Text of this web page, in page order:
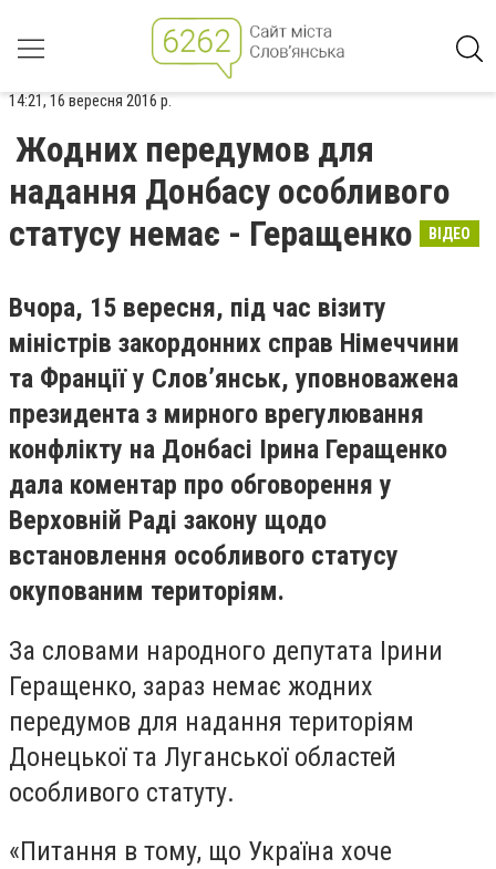
14:21, 16 вересня 2016 р.
Жодних передумов для
надання Донбасу особливого
статусу немає - Геращенко
ВІДЕО
Вчора, 15 вересня, під час візиту
міністрів закордонних справ Німеччини
та Франції у Слов’янськ, уповноважена
президента з мирного врегулювання
конфлікту на Донбасі Ірина Геращенко
дала коментар про обговорення у
Верховній Раді закону щодо
встановлення особливого статусу
окупованим територіям.
За словами народного депутата Ірини
Геращенко, зараз немає жодних
передумов для надання територіям
Донецької та Луганської областей
особливого статуту.
«Питання в тому, що Україна хоче